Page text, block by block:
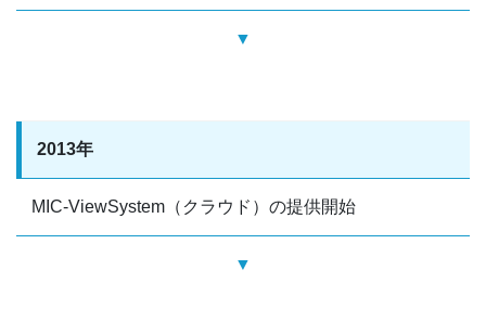
▼
2013年
MIC-ViewSystem（クラウド）の提供開始
▼